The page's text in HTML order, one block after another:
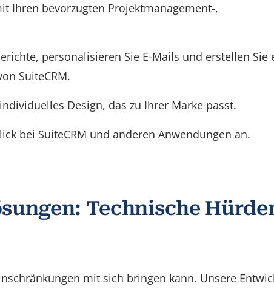
Ihren bevorzugten Projektmanagement-,
personalisieren Sie E-Mails und erstellen Sie
SuiteCRM.
Design, das zu Ihrer Marke passt.
bei SuiteCRM und anderen Anwendungen an.
Technische
mit sich bringen kann. Unsere